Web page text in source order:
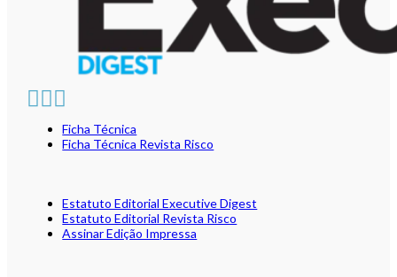
Ficha Técnica
Ficha Técnica Revista Risco
Estatuto Editorial Executive Digest
Estatuto Editorial Revista Risco
Assinar Edição Impressa